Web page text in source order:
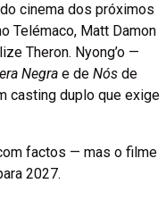
cinema dos próximos
Telémaco, Matt Damon
Theron. Nyong’o —
Negra e de Nós de
casting duplo que exige
factos — mas o filme
2027.